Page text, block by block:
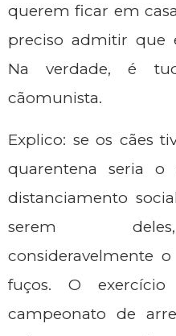
querem ficar em
preciso admitir que
Na verdade, é
cãomunista.
Explico: se os cães
quarentena seria o
distanciamento
serem
consideravelmente
fuços. O
campeonato de